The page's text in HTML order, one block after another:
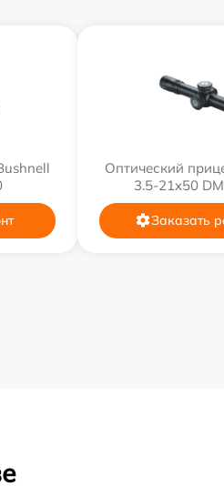
Оптический
3.5-21x50
Заказать